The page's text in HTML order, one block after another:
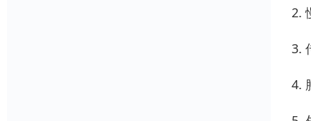
2.
3.
4.